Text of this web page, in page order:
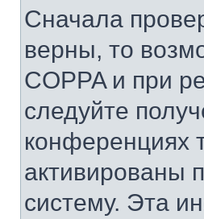
Сначала
верны, то
COPPA и при
следуйте
конференциях
активированы
систему. Эта